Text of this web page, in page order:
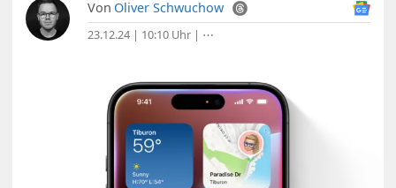
Von Oliver Schwuchow
23.12.24 | 10:10 Uhr | ⋯